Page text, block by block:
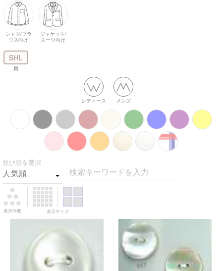
シャツ/ブラ
ウス向け
ジャケット/
スーツ向け
SHL
貝
レディース メンズ
並び順を選択
検索キーワードを入力
表示件数 表示サイズ